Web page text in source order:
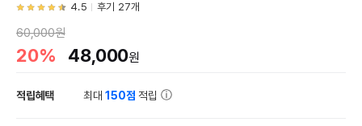
4.5 후기 27개
60,000원
20% 48,000원
적립혜택 최대150점 적립